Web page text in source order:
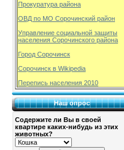
Прокуратура района
ОВД по МО Сорочинский район
Управление социальной защиты
населения Сорочинского района
Город Сорочинск
Сорочинск в Wikipedia
Перепись населения 2010
Наш опрос
Содержите ли Вы в своей
квартире каких-нибудь из этих
животных?